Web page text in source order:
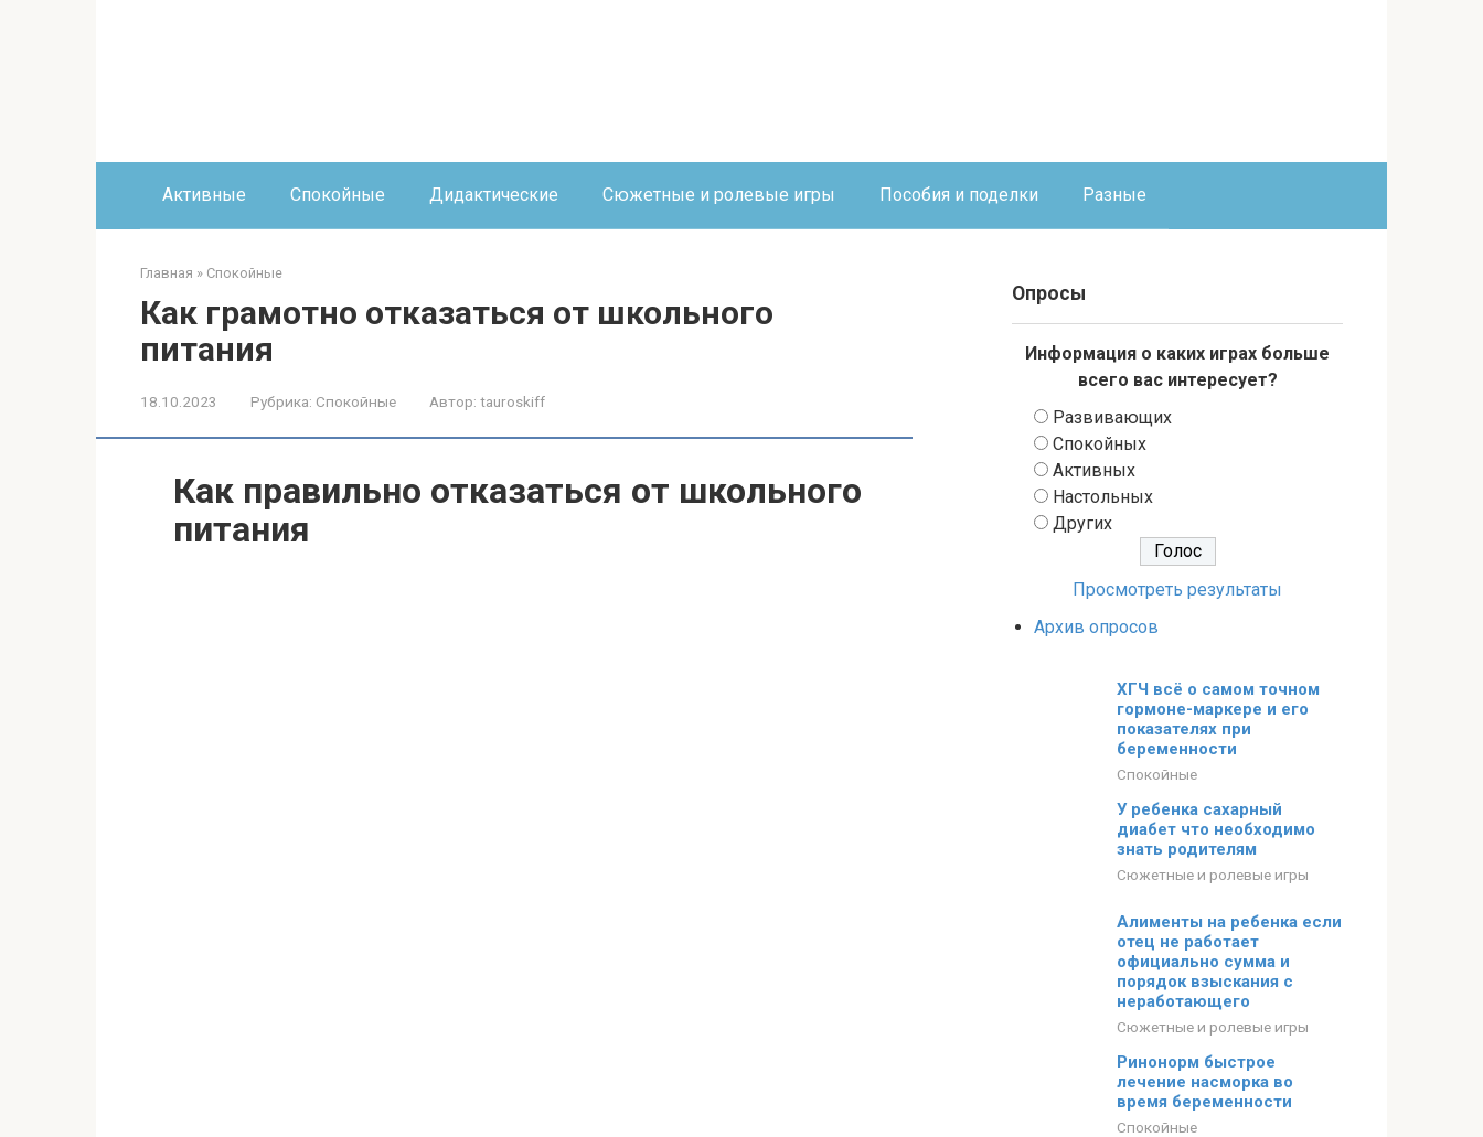
Активные Спокойные Дидактические Сюжетные и ролевые игры Пособия и поделки Разные
Главная » Спокойные
Как грамотно отказаться от школьного
питания
18.10.2023 Рубрика: Спокойные Автор: tauroskiff
Как правильно отказаться от школьного
питания
Опросы
Информация о каких играх больше
всего вас интересует?
Развивающих
Спокойных
Активных
Настольных
Других
Просмотреть результаты
Архив опросов
ХГЧ всё о самом точном
гормоне-маркере и его
показателях при
беременности
Спокойные
У ребенка сахарный
диабет что необходимо
знать родителям
Сюжетные и ролевые игры
Алименты на ребенка если
отец не работает
официально сумма и
порядок взыскания с
неработающего
Сюжетные и ролевые игры
Ринонорм быстрое
лечение насморка во
время беременности
Спокойные